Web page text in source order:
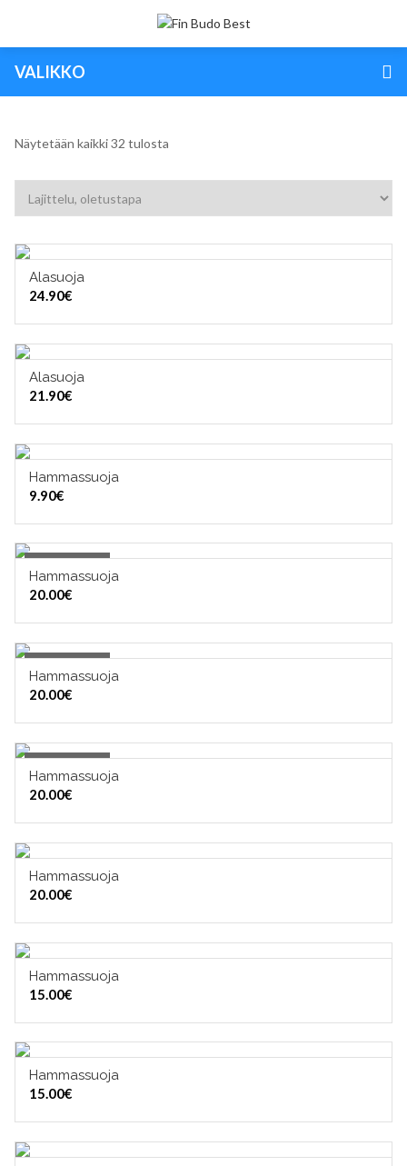
VALIKKO
Näytetään kaikki 32 tulosta
Alasuoja
24.90€
Alasuoja
21.90€
Hammassuoja
9.90€
Out of Stock
Hammassuoja
20.00€
Out of Stock
Hammassuoja
20.00€
Out of Stock
Hammassuoja
20.00€
Hammassuoja
20.00€
Hammassuoja
15.00€
Hammassuoja
15.00€